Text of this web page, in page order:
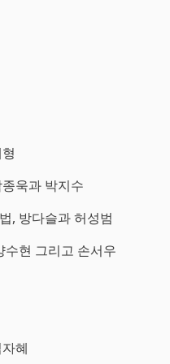
욱과 박지수
, 방다슬과 허성범
수현 그리고 손서우
혜